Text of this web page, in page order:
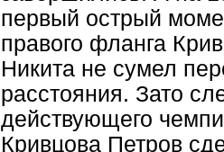
первый острый
правого фланга
Никита не сумел
расстояния. Зато
действующего
Кривцова Петров